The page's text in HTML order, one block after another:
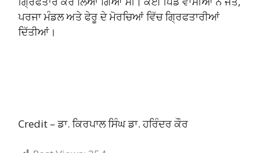
ਪਰਜਾ ਮੰਡਲ ਅਤੇ ਫੇਰੂ ਦੇ ਮੋਰਚਿਆਂ ਵਿੱਚ ਗ੍ਰਿਫਤਾਰੀਆਂ
ਦਿੱਤੀਆਂ।
Credit – ਡਾ. ਕਿਰਪਾਲ ਸਿੰਘ ਡਾ. ਹਰਿੰਦਰ ਕੌਰ